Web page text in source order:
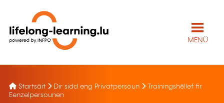
MENÜ
Startsäit Dir sidd eng Privatpersoun
Trainingshëllef fir
Eenzelpersounen